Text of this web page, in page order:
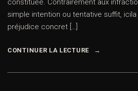
constituée. Contrairement aux
simple intention ou tentative suffit, icila
préjudice concret […]
CONTINUER LA LECTURE